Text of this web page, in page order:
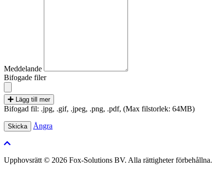
Meddelande
Bifogade filer
Lägg till mer
Bifogad fil: .jpg, .gif, .jpeg, .png, .pdf, (Max filstorlek: 64MB)
Ångra
Upphovsrätt © 2026 Fox-Solutions BV. Alla rättigheter förbehållna.